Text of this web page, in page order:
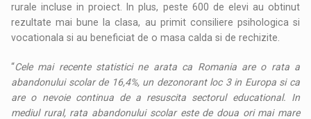
rurale incluse in proiect. In plus, peste 600 de elevi au obtinut
rezultate mai bune la clasa, au primit consiliere psihologica si
vocationala si au beneficiat de o masa calda si de rechizite.
“Cele mai recente statistici ne arata ca Romania are o rata a
abandonului scolar de 16,4%, un dezonorant loc 3 in Europa si ca
are o nevoie continua de a resuscita sectorul educational. In
mediul rural, rata abandonului scolar este de doua ori mai mare